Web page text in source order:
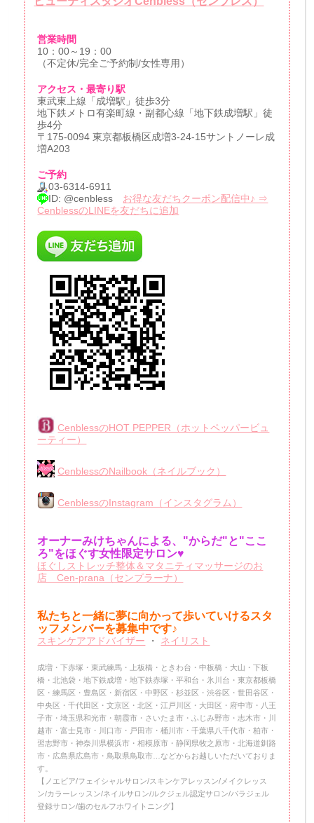
営業時間
10：00～19：00
（不定休/完全ご予約制/女性専用）
アクセス・最寄り駅
東武東上線「成増駅」徒歩3分
地下鉄メトロ有楽町線・副都心線「地下鉄成増駅」徒
歩4分
〒175-0094 東京都板橋区成増3-24-15サントノーレ成
増A203
ご予約
03-6314-6911
ID: @cenbless お得な友だちクーポン配信中♪ ⇒
CenblessのLINEを友だちに追加
CenblessのHOT PEPPER（ホットペッパービュ
ーティー）
CenblessのNailbook（ネイルブック）
CenblessのInstagram（インスタグラム）
オーナーみけちゃんによる、"からだ"と"ここ
ろ"をほぐす女性限定サロン♥
ほぐしストレッチ整体＆マタニティマッサージのお
店 Cen-prana（センプラーナ）
私たちと一緒に夢に向かって歩いていけるスタ
ッフメンバーを募集中です♪
スキンケアアドバイザー ・ ネイリスト
成増・下赤塚・東武練馬・上板橋・ときわ台・中板橋・大山・下板
橋・北池袋・地下鉄成増・地下鉄赤塚・平和台・氷川台・東京都板橋
区・練馬区・豊島区・新宿区・中野区・杉並区・渋谷区・世田谷区・
中央区・千代田区・文京区・北区・江戸川区・大田区・府中市・八王
子市・埼玉県和光市・朝霞市・さいたま市・ふじみ野市・志木市・川
越市・富士見市・川口市・戸田市・桶川市・千葉県八千代市・柏市・
習志野市・神奈川県横浜市・相模原市・静岡県牧之原市・北海道釧路
市・広島県広島市・鳥取県鳥取市…などからお越しいただいておりま
す。
【ノエビア/フェイシャルサロン/スキンケアレッスン/メイクレッス
ン/カラーレッスン/ネイルサロン/ルクジェル認定サロン/パラジェル
登録サロン/歯のセルフホワイトニング】